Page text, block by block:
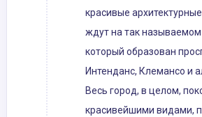
красивые
ждут на так называемом
который образован
Интенданс, Клемансо и
Весь город, в целом,
красивейшими видами,